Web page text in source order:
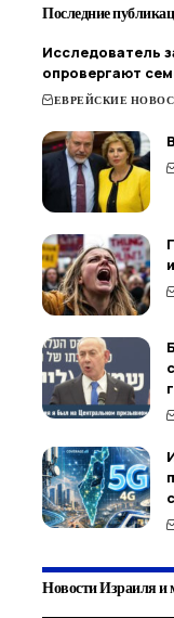
Последние
Исследователь
опровергают
ЕВРЕЙСКИЕ
Новости Израиля